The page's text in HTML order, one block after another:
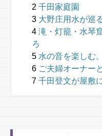
千田家庭園
大野庄用水が巡
滝・灯籠・水琴
ろ
水の音を楽しむ
ご夫婦オーナー
千田登文が屋敷